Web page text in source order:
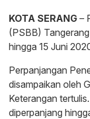
KOTA SERANG –
(PSBB)
hingga 15 Juni
Perpanjangan
disampaikan oleh
Keterangan
diperpanjang